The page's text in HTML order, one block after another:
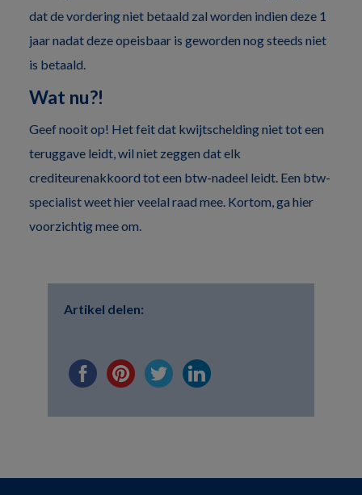
dat de vordering niet betaald zal worden indien deze 1
jaar nadat deze opeisbaar is geworden nog steeds niet
is betaald.
Wat nu?!
Geef nooit op! Het feit dat kwijtschelding niet tot een
teruggave leidt, wil niet zeggen dat elk
crediteurenakkoord tot een btw-nadeel leidt. Een btw-
specialist weet hier veelal raad mee. Kortom, ga hier
voorzichtig mee om.
Artikel delen: